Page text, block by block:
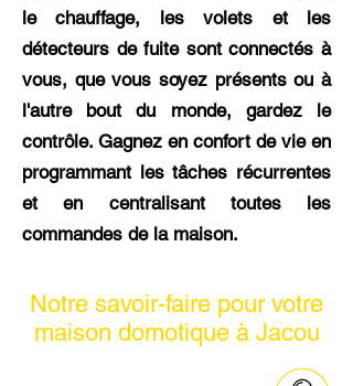
le chauffage, les volets et les
détecteurs de fuite sont connectés à
vous, que vous soyez présents ou à
l'autre bout du monde, gardez le
contrôle. Gagnez en confort de vie en
programmant les tâches récurrentes
et en centralisant toutes les
commandes de la maison.
Notre savoir-faire pour votre
maison domotique à Jacou